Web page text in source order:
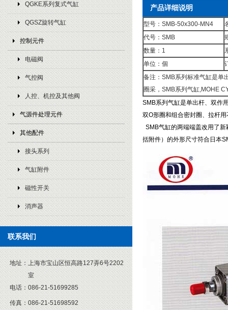
QGKE系列复式气缸
QGSZ旋转气缸
控制元件
电磁阀
气控阀
人控、机控及其他阀
气源件处理元件
其他配件
接头系列
气缸附件
磁性开关
消声器
联系我们
地址： 上海市宝山区恒高路127弄6号2202
室
电话： 086-21-51699285
传真： 086-21-51698592
产品详细说明
型号：SMB-50x300-MN4
代号：SMB
数量：1
单位：個
备注：SMB系列标准气缸是单
圈采，SMB系列气缸,MOHE
SMB系列气缸是单出杆、双作
双O形圈和组合密封圈、拉杆
SMB气缸的两端端盖改用了
括附件）的外形尺寸符合日本